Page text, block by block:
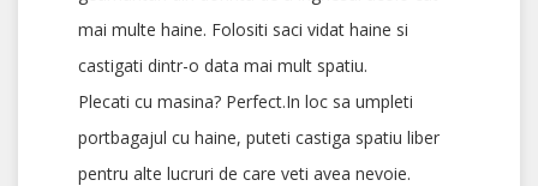
mai multe haine. Folositi saci vidat haine si
castigati dintr-o data mai mult spatiu.
Plecati cu masina? Perfect.In loc sa umpleti
portbagajul cu haine, puteti castiga spatiu liber
pentru alte lucruri de care veti avea nevoie.